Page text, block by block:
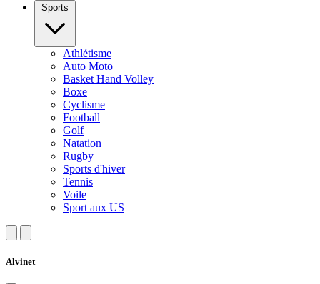
Sports
Athlétisme
Auto Moto
Basket Hand Volley
Boxe
Cyclisme
Football
Golf
Natation
Rugby
Sports d'hiver
Tennis
Voile
Sport aux US
Alvinet